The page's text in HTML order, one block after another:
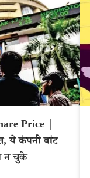
Price |
ये कंपनी बांट
न चुके